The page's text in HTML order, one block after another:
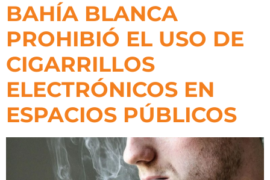
BAHÍA BLANCA
PROHIBIÓ EL USO DE
CIGARRILLOS
ELECTRÓNICOS EN
ESPACIOS PÚBLICOS